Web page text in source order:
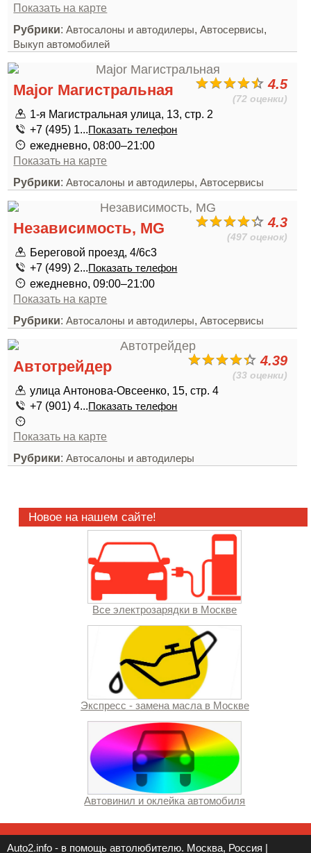
Показать на карте
Рубрики:Автосалоны и автодилеры,Автосервисы,
Выкуп автомобилей
4.5
(72 оценки)
Major Магистральная
1-я Магистральная улица, 13, стр. 2
+7 (495) 1...Показать телефон
ежедневно, 08:00–21:00
Показать на карте
Рубрики:Автосалоны и автодилеры,Автосервисы
4.3
(497 оценок)
Независимость, MG
Береговой проезд, 4/6с3
+7 (499) 2...Показать телефон
ежедневно, 09:00–21:00
Показать на карте
Рубрики:Автосалоны и автодилеры,Автосервисы
4.39
(33 оценки)
Автотрейдер
улица Антонова-Овсеенко, 15, стр. 4
+7 (901) 4...Показать телефон
Показать на карте
Рубрики:Автосалоны и автодилеры
Новое на нашем сайте!
Все электрозарядки в Москве
Экспресс - замена масла в Москве
Автовинил и оклейка автомобиля
Auto2.info - в помощь автолюбителю. Москва, Россия |